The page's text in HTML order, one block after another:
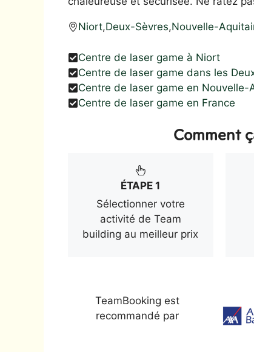
Niort,Deux-Sèvres,Nouvelle-
Centre de laser game à Niort
Centre de laser game dans les
Centre de laser game en Nouvelle-
Centre de laser game en France
Comment
ÉTAPE 1
Sélectionner votre
activité de Team
building au meilleur prix
TeamBooking est
recommandé par